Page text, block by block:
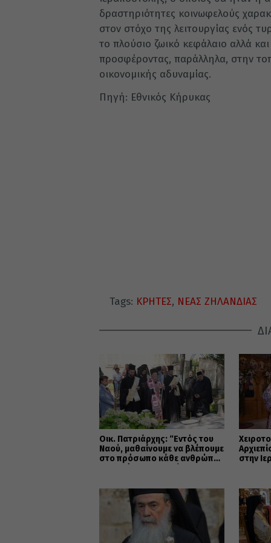
δραστηριότητες κοινωφελούς
στον στόχο της λειτουργίας ενός
το πλούσιο ζωικό κεφάλαιο αλλά
προσφέροντας, παράλληλα, στην
οικονομικής αδυναμίας.
Πηγή: Εθνικός Κήρυκας
Tags: ΚΡΗΤΕΣ, ΝΕΑΣ ΖΗΛΑΝΔΙΑΣ
Οικ. Πατριάρχης: “Εντός του
Ναού, μαθαίνουμε να βλέπουμε
στο πρόσωπο κάθε ανθρώπου
στην